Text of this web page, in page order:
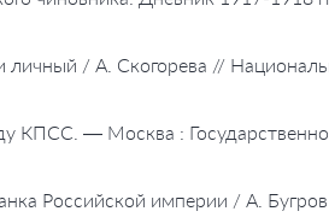
и личный / А. Скогорева //
КПСС. — Москва :
Российской империи / А.